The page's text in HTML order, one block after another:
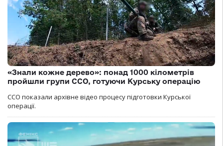
«Знали кожне дерево»: понад 1000 кілометрів
пройшли групи ССО, готуючи Курську операцію
ССО показали архівне відео процесу підготовки Курської
операції.